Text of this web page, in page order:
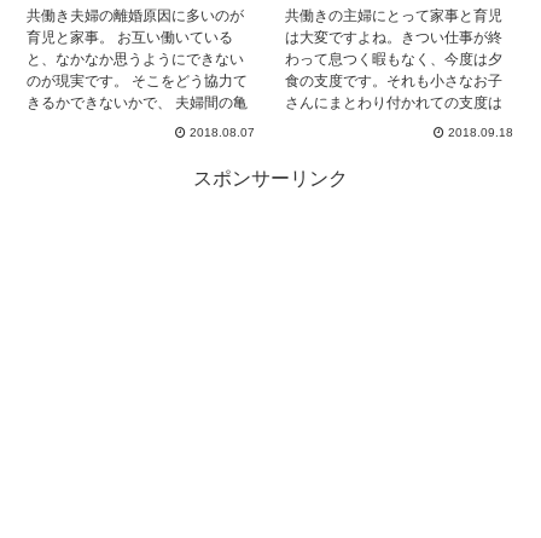
法がないかを調べてみました。 見
ていきましょう。
共働き夫婦の離婚原因に多いのが
育児と家事。 お互い働いている
と、なかなか思うようにできない
のが現実です。 そこをどう協力て
きるかできないかで、 夫婦間の亀
裂ができるかできないかになるん
どんな生活が待ってるのか気にな
る人もいるのでは？ 今回はそんな
2018.08.07
共働きの主婦にとって家事と育児
は大変ですよね。きつい仕事が終
わって息つく暇もなく、今度は夕
食の支度です。それも小さなお子
さんにまとわり付かれての支度は
イライラしてしまいますよね。 こ
してくれれば良いのにと思って
も、珍しく早く帰ってきた時さえ
2018.09.18
スポンサーリンク